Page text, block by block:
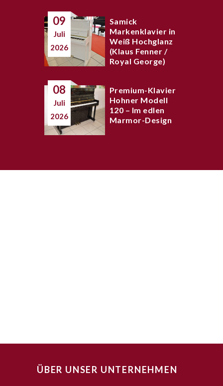
09
Juli
2026
Samick
Markenklavier in
Weiß Hochglanz
(Klaus Fenner /
Royal George)
08
Juli
2026
Premium-Klavier
Hohner Modell
120 – Im edlen
Marmor-Design
ÜBER UNSER UNTERNEHMEN